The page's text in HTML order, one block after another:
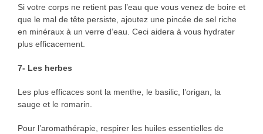
Si votre corps ne retient pas l’eau que vous venez de boire et
que le mal de tête persiste, ajoutez une pincée de sel riche
en minéraux à un verre d’eau. Ceci aidera à vous hydrater
plus efficacement.
7- Les herbes
Les plus efficaces sont la menthe, le basilic, l’origan, la
sauge et le romarin.
Pour l’aromathérapie, respirer les huiles essentielles de